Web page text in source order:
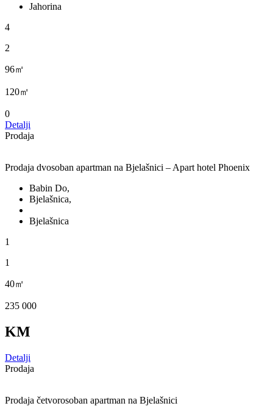
Jahorina
4
2
96㎡
120㎡
0
Detalji
Prodaja
Prodaja dvosoban apartman na Bjelašnici – Apart hotel Phoenix
Babin Do,
Bjelašnica,
Bjelašnica
1
1
40㎡
235 000
KM
Detalji
Prodaja
Prodaja četvorosoban apartman na Bjelašnici